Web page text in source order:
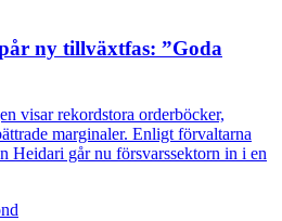
ny tillväxtfas: ”Goda
visar rekordstora orderböcker,
marginaler. Enligt förvaltarna
Heidari går nu försvarssektorn in i en